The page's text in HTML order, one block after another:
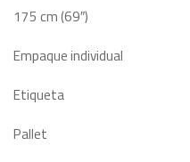
175 cm (69″)
Empaque individual
Etiqueta
Pallet